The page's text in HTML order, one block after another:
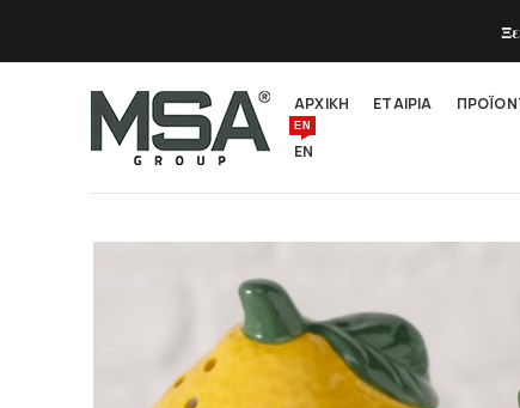
ΑΡΧΙΚΗ ΕΤΑΙΡΙΑ
EN
EN